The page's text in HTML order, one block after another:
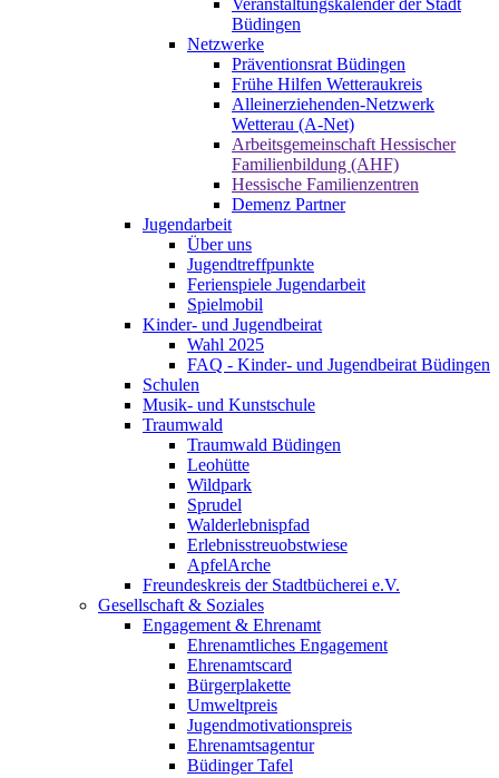
Veranstaltungskalender der Stadt
Büdingen
Netzwerke
Präventionsrat Büdingen
Frühe Hilfen Wetteraukreis
Alleinerziehenden-Netzwerk
Wetterau (A-Net)
Arbeitsgemeinschaft Hessischer
Familienbildung (AHF)
Hessische Familienzentren
Demenz Partner
Jugendarbeit
Über uns
Jugendtreffpunkte
Ferienspiele Jugendarbeit
Spielmobil
Kinder- und Jugendbeirat
Wahl 2025
FAQ - Kinder- und Jugendbeirat Büdingen
Schulen
Musik- und Kunstschule
Traumwald
Traumwald Büdingen
Leohütte
Wildpark
Sprudel
Walderlebnispfad
Erlebnisstreuobstwiese
ApfelArche
Freundeskreis der Stadtbücherei e.V.
Gesellschaft & Soziales
Engagement & Ehrenamt
Ehrenamtliches Engagement
Ehrenamtscard
Bürgerplakette
Umweltpreis
Jugendmotivationspreis
Ehrenamtsagentur
Büdinger Tafel